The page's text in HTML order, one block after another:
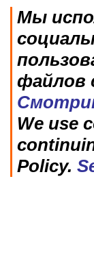
Мы
файлов
We use
Policy.